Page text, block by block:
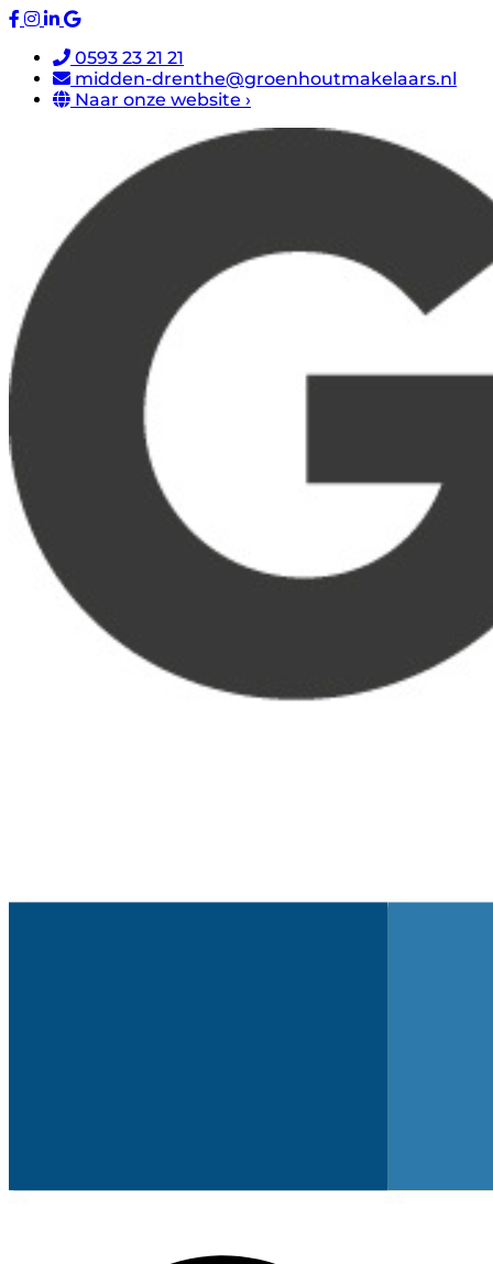
0593 23 21 21
midden-drenthe@groenhoutmakelaars.nl
Naar onze website ›